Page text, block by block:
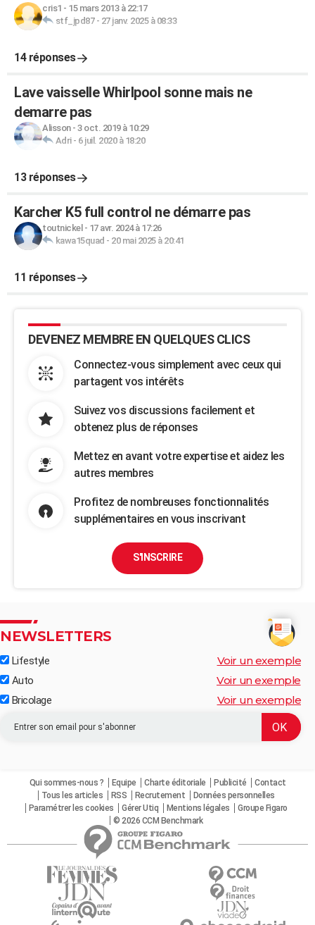
cris1 - 15 mars 2013 à 22:17
stf_jpd87- 27 janv. 2025 à 08:33
14 réponses
Lave vaisselle Whirlpool sonne mais ne
demarre pas
Alisson- 3 oct. 2019 à 10:29
Adri- 6 juil. 2020 à 18:20
13 réponses
Karcher K5 full control ne démarre pas
toutnickel - 17 avr. 2024 à 17:26
kawa15quad - 20 mai 2025 à 20:41
11 réponses
DEVENEZ MEMBRE EN QUELQUES CLICS
Connectez-vous simplement avec ceux qui
partagent vos intérêts
Suivez vos discussions facilement et
obtenez plus de réponses
Mettez en avant votre expertise et aidez les
autres membres
Profitez de nombreuses fonctionnalités
supplémentaires en vous inscrivant
S'INSCRIRE
NEWSLETTERS
Lifestyle Voir un exemple
Auto Voir un exemple
Bricolage Voir un exemple
Qui sommes-nous ? Equipe Charte éditoriale Publicité
Contact
Tous les articles
RSS Recrutement
Données personnelles
Paramétrer les cookies
Gérer Utiq Mentions légales
Groupe Figaro
© 2026 CCM Benchmark